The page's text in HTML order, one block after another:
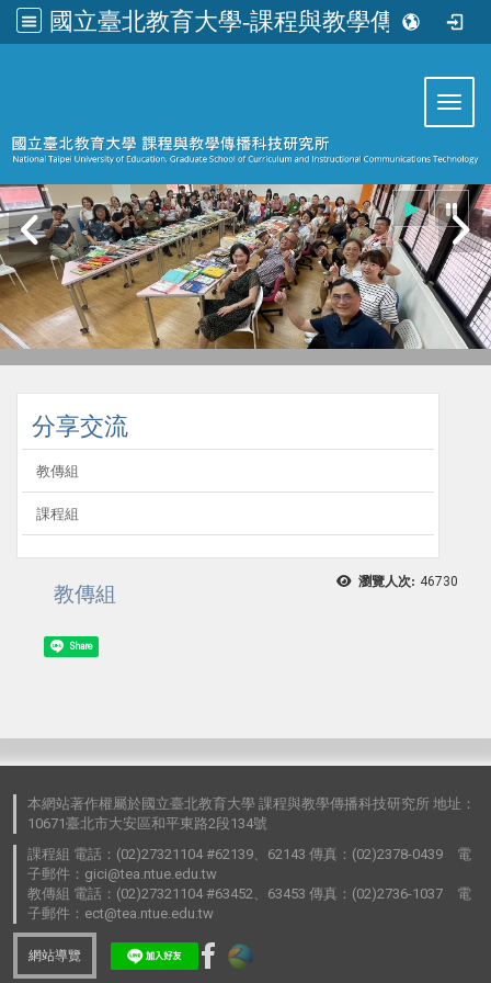
國立臺北教育大學-課程與教學傳播科技研究所
分享交流
教傳組
課程組
瀏覽人次: 46730
教傳組
Share
本網站著作權屬於國立臺北教育大學 課程與教學傳播科技研究所 地址：
10671臺北市大安區和平東路2段134號
課程組 電話：(02)27321104 #62139、62143 傳真：(02)2378-0439 電
子郵件：gici@tea.ntue.edu.tw
教傳組 電話：(02)27321104 #63452、63453 傳真：(02)2736-1037 電
子郵件：ect@tea.ntue.edu.tw
網站導覽